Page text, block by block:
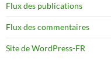
Flux des publications
Flux des commentaires
Site de WordPress-FR